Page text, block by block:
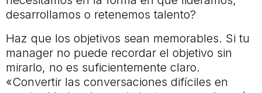
desarrollamos o retenemos talento?
Haz que los objetivos sean memorables. Si tu
manager no puede recordar el objetivo sin
mirarlo, no es suficientemente claro.
«Convertir las conversaciones difíciles en